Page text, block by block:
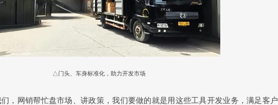
△门头、车身标准化，助力开发市场
，网销帮忙盘市场、讲政策，我们要做的就是用这些工具开发业务，满足客户